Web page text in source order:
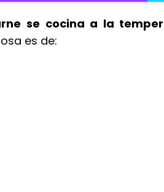
se cocina a la
es de: